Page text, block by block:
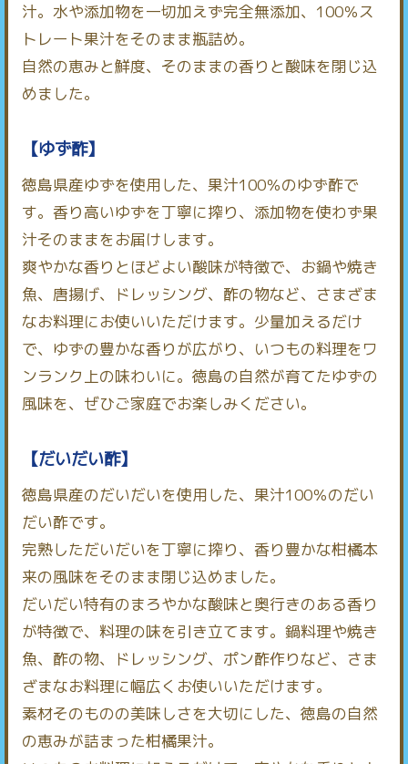
汁。水や添加物を一切加えず完全無添加、100％ス
トレート果汁をそのまま瓶詰め。
自然の恵みと鮮度、そのままの香りと酸味を閉じ込
めました。
【ゆず酢】
徳島県産ゆずを使用した、果汁100％のゆず酢で
す。香り高いゆずを丁寧に搾り、添加物を使わず果
汁そのままをお届けします。
爽やかな香りとほどよい酸味が特徴で、お鍋や焼き
魚、唐揚げ、ドレッシング、酢の物など、さまざま
なお料理にお使いいただけます。少量加えるだけ
で、ゆずの豊かな香りが広がり、いつもの料理をワ
ンランク上の味わいに。徳島の自然が育てたゆずの
風味を、ぜひご家庭でお楽しみください。
【だいだい酢】
徳島県産のだいだいを使用した、果汁100％のだい
だい酢です。
完熟しただいだいを丁寧に搾り、香り豊かな柑橘本
来の風味をそのまま閉じ込めました。
だいだい特有のまろやかな酸味と奥行きのある香り
が特徴で、料理の味を引き立てます。鍋料理や焼き
魚、酢の物、ドレッシング、ポン酢作りなど、さま
ざまなお料理に幅広くお使いいただけます。
素材そのものの美味しさを大切にした、徳島の自然
の恵みが詰まった柑橘果汁。